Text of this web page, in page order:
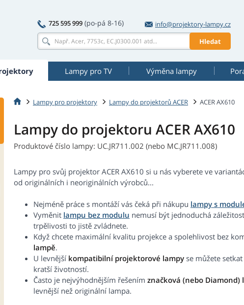
725 595 999 (po-pá 8-16)
info@projektory-lampy.cz
Hledat
Lampy pro TV Výměna lampy
Lampy pro projektory Lampy do projektorů ACER ACER AX610
Lampy do projektoru ACER AX610
Produktové číslo lampy: UC.JR711.002 (nebo MC.JR711.008)
Lampy pro svůj projektor ACER AX610 si u nás vyberete ve
od originálních i neoriginálních výrobců...
Nejméně práce s montáží vás čeká při nákupu lampy s
Vyměnit lampu bez modulu nemusí být jednoduchá
trpělivosti to jistě zvládnete.
Když chcete maximální kvalitu projekce a spolehlivost bez
lampě.
U levnější kompatibilní projektorové lampy se můžete
kratší životností.
Často je nejvýhodnějším řešením značková (nebo Diamond)
levnější než originální lampa.